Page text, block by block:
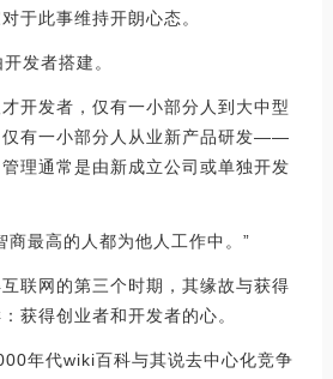
于此事维持开朗心态。
发者搭建。
开发者，仅有一小部分人到大中型
仅有一小部分人从业新产品研发——
理通常是由新成立公司或单独开发
商最高的人都为他人工作中。”
联网的第三个时期，其缘故与获得
获得创业者和开发者的心。
年代wiki百科与其说去中心化竞争